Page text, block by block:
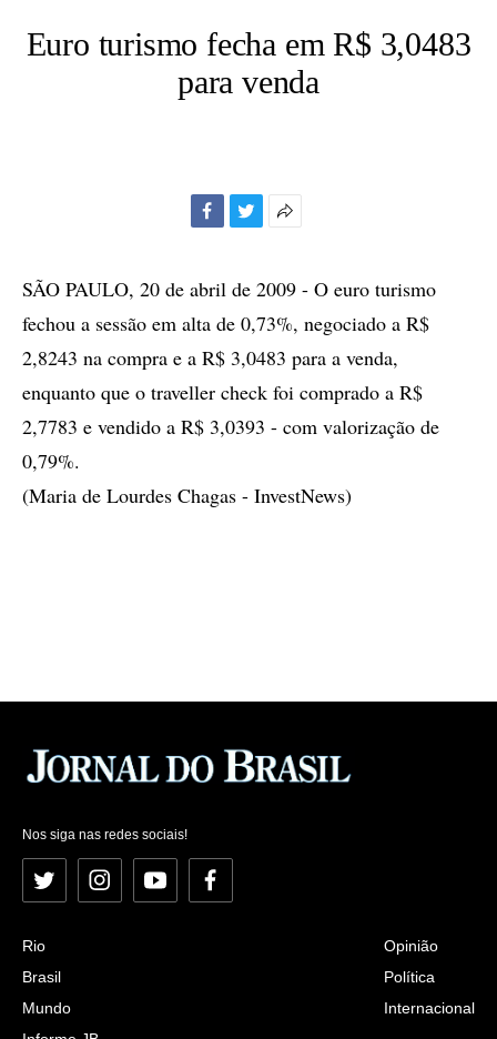
Euro turismo fecha em R$ 3,0483
para venda
compartilhamento
SÃO PAULO, 20 de abril de 2009 - O euro turismo
fechou a sessão em alta de 0,73%, negociado a R$
2,8243 na compra e a R$ 3,0483 para a venda,
enquanto que o traveller check foi comprado a R$
2,7783 e vendido a R$ 3,0393 - com valorização de
0,79%.
(Maria de Lourdes Chagas - InvestNews)
Nos siga nas redes sociais!
Twitter InstagramYouTubeFacebook
Rio
Brasil
Mundo
Opinião
Política
Internacional